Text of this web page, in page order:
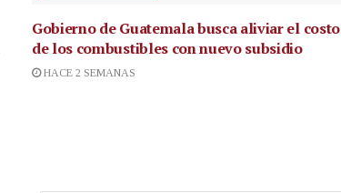
Gobierno de Guatemala busca aliviar el costo
de los combustibles con nuevo subsidio
HACE 2 SEMANAS